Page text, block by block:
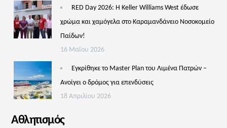
RED Day 2026: Η Keller Williams West έδωσε
χρώμα και χαμόγελα στο Καραμανδάνειο Νοσοκομείο
Παίδων!
16 Μαΐου 2026
Εγκρίθηκε το Master Plan του Λιμένα Πατρών –
Aνοίγει ο δρόμος για επενδύσεις
18 Απριλίου 2026
Αθλητισμός